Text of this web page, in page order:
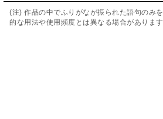
(注) 作品の中でふりがなが振られた語句のみ
的な用法や使用頻度とは異なる場合があります